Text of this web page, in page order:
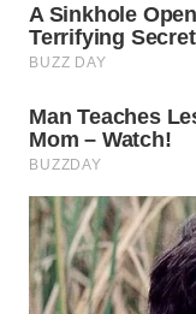
CIANJUR
SERIBU
WN
TANGERANG
WN
BINJAI